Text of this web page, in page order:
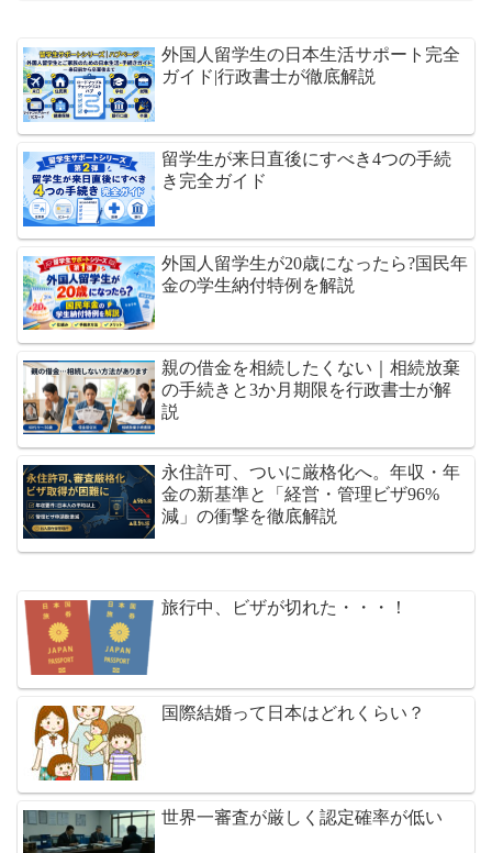
外国人留学生の日本生活サポート完全
ガイド|行政書士が徹底解説
留学生が来日直後にすべき4つの手続
き完全ガイド
外国人留学生が20歳になったら?国民年
金の学生納付特例を解説
親の借金を相続したくない｜相続放棄
の手続きと3か月期限を行政書士が解
説
永住許可、ついに厳格化へ。年収・年
金の新基準と「経営・管理ビザ96%
減」の衝撃を徹底解説
旅行中、ビザが切れた・・・！
国際結婚って日本はどれくらい？
世界一審査が厳しく認定確率が低い